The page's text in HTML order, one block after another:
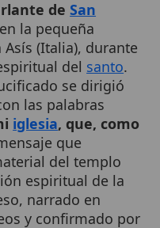
(Italia), durante
delsanto
se dirigió
las palabras
, que, como
que
del templo
espiritual de la
narrado en
y confirmado por
inicio de la
un pilar de